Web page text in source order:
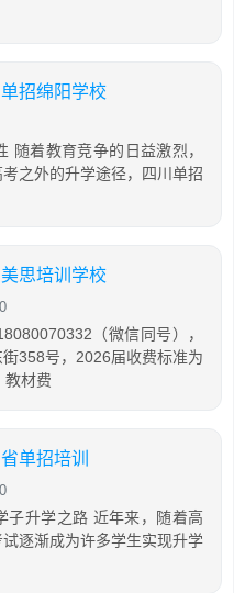
招绵阳学校
随着教育竞争的日益激烈，
之外的升学途径，四川单招
思培训学校
（微信同号），
358号，2026届收费标准为
教材费
单招培训
升学之路 近年来，随着高
逐渐成为许多学生实现升学